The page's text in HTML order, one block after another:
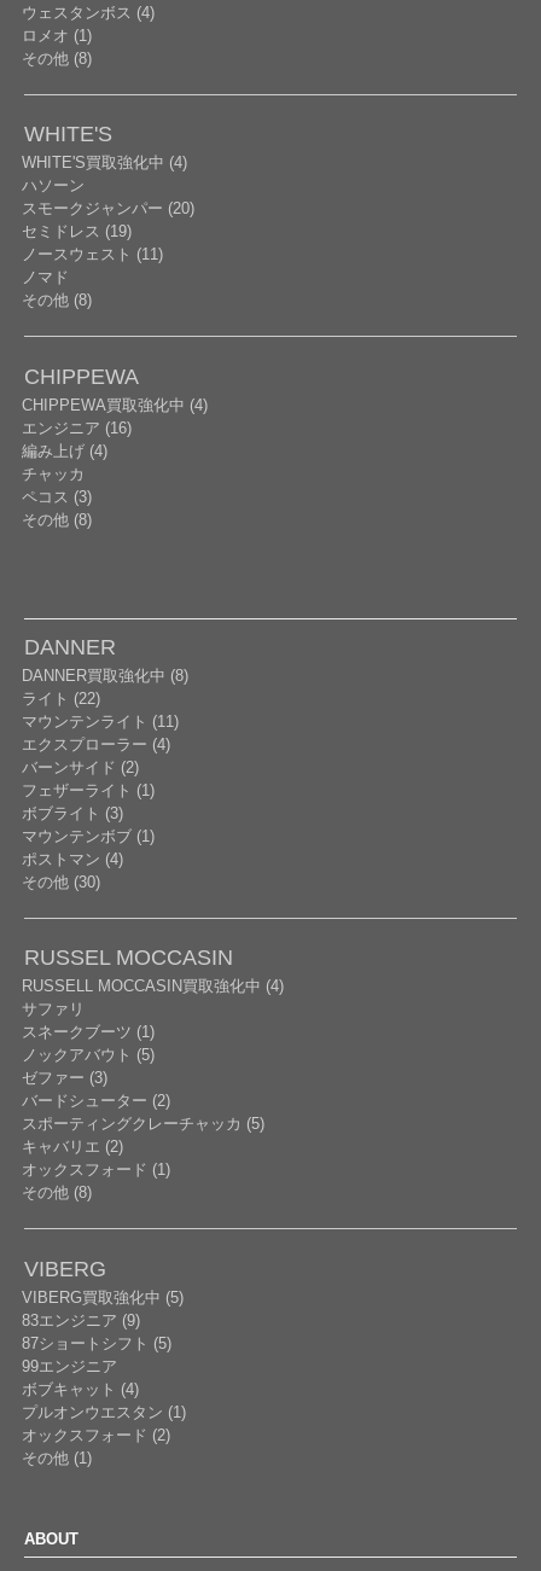
ウェスタンボス (4)
ロメオ (1)
その他 (8)
WHITE'S
WHITE'S買取強化中 (4)
ハソーン
スモークジャンパー (20)
セミドレス (19)
ノースウェスト (11)
ノマド
その他 (8)
CHIPPEWA
CHIPPEWA買取強化中 (4)
エンジニア (16)
編み上げ (4)
チャッカ
ペコス (3)
その他 (8)
DANNER
DANNER買取強化中 (8)
ライト (22)
マウンテンライト (11)
エクスプローラー (4)
バーンサイド (2)
フェザーライト (1)
ボブライト (3)
マウンテンボブ (1)
ポストマン (4)
その他 (30)
RUSSEL MOCCASIN
RUSSELL MOCCASIN買取強化中 (4)
サファリ
スネークブーツ (1)
ノックアバウト (5)
ゼファー (3)
バードシューター (2)
スポーティングクレーチャッカ (5)
キャバリエ (2)
オックスフォード (1)
その他 (8)
VIBERG
VIBERG買取強化中 (5)
83エンジニア (9)
87ショートシフト (5)
99エンジニア
ボブキャット (4)
プルオンウエスタン (1)
オックスフォード (2)
その他 (1)
ABOUT